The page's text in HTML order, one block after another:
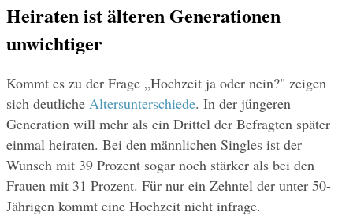
Heiraten ist älteren Generationen
unwichtiger
Kommt es zu der Frage „Hochzeit ja oder nein?" zeigen
sich deutliche Altersunterschiede. In der jüngeren
Generation will mehr als ein Drittel der Befragten später
einmal heiraten. Bei den männlichen Singles ist der
Wunsch mit 39 Prozent sogar noch stärker als bei den
Frauen mit 31 Prozent. Für nur ein Zehntel der unter 50-
Jährigen kommt eine Hochzeit nicht infrage.